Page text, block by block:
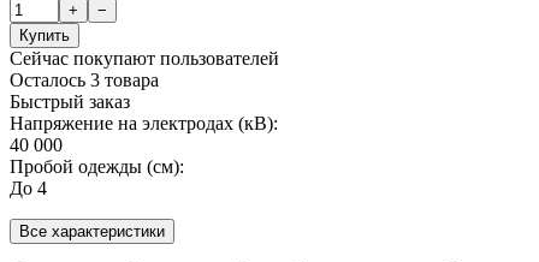
+
−
Купить
Сейчас покупают пользователей
Осталось 3 товара
Быстрый заказ
Напряжение на электродах (кВ):
40 000
Пробой одежды (см):
До 4
Все характеристики